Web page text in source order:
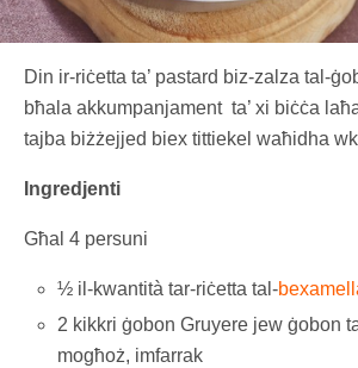
Din ir-riċetta ta’ pastard biz-zalza tal-
bħala akkumpanjament ta’ xi biċċa
tajba biżżejjed biex tittiekel waħidha
Ingredjenti
Għal 4 persuni
½ il-kwantità tar-riċetta tal-
2 kikkri ġobon Gruyere jew ġobon
mogħoż, imfarrak